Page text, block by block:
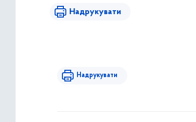
Надрукувати
Надрукувати